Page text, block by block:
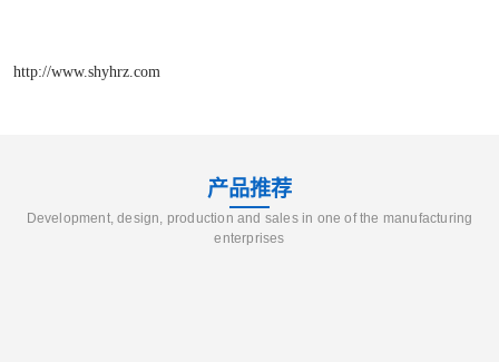
http://www.shyhrz.com
产品推荐
Development, design, production and sales in one of the manufacturing
enterprises